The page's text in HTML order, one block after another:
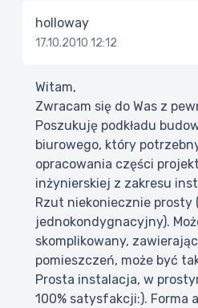
holloway
17.10.2010 12:12
Witam,
Zwracam się do Was z
Poszukuję podkładu
biurowego, który
opracowania części
inżynierskiej z zakresu
Rzut niekoniecznie prosty
jednokondygnacyjny).
skomplikowany,
pomieszczeń, może być
Prosta instalacja, w
100% satysfakcji:). Forma